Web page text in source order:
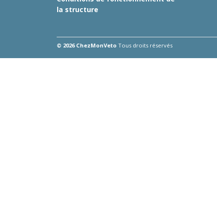
la structure
© 2026 ChezMonVeto Tous droits réservés